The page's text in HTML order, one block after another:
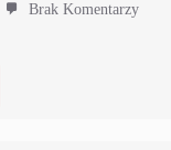
Brak Komentarzy